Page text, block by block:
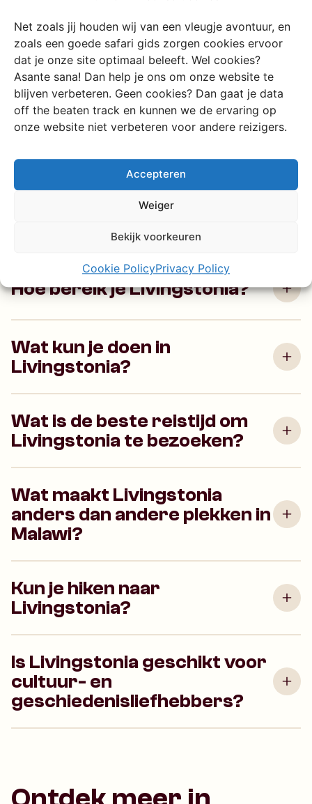
Net zoals jij houden wij van een vleugje avontuur, en
zoals een goede safari gids zorgen cookies ervoor
dat je onze site optimaal beleeft. Wel cookies?
Asante sana! Dan help je ons om onze website te
blijven verbeteren. Geen cookies? Dan gaat je data
off the beaten track en kunnen we de ervaring op
onze website niet verbeteren voor andere reizigers.
Accepteren
Weiger
Bekijk voorkeuren
Cookie PolicyPrivacy Policy
Livingstonia op
een rijtje
Wat is Livingstonia en
Livingstonia is een historisch bergdorp in Noord Malawi,
Het ligt op een bergtop met waanzinnig uitzicht over
Lake Malawi en ademt geschiedenis, rust en karakter.
Hoe bereik je Livingstonia?
Wat kun je doen in
Livingstonia?
Wat is de beste reistijd om
Livingstonia te bezoeken?
Wat maakt Livingstonia
anders dan andere plekken in
Malawi?
Kun je hiken naar
Livingstonia?
Is Livingstonia geschikt voor
cultuur- en
geschiedenisliefhebbers?